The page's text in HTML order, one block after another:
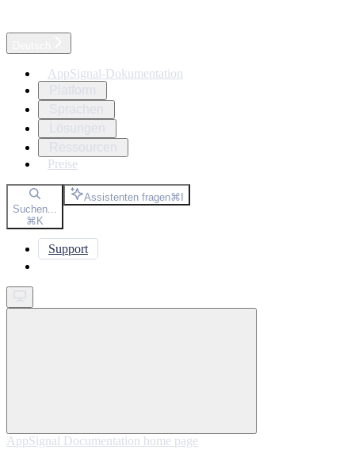
AppSignal-Dokumentation
Preise
Suchen...
⌘K
Assistenten fragen⌘I
Support
AppSignal Documentation home page